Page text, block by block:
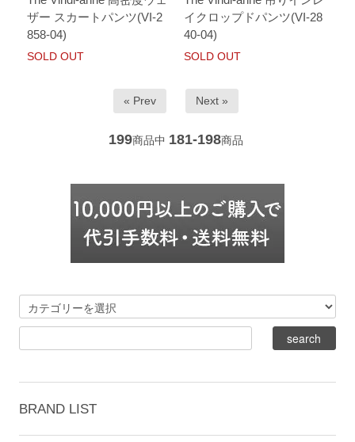
ザー スカートパンツ(VI-2
858-04)
SOLD OUT
イクロップドパンツ(VI-28
40-04)
SOLD OUT
« Prev Next »
199商品中 181-198商品
BRAND LIST